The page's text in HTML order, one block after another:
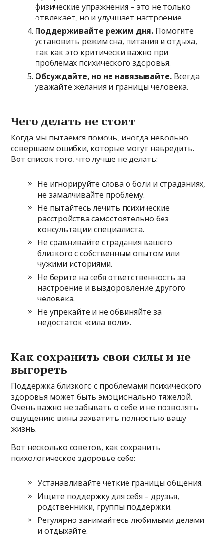
физические упражнения – это не только
отвлекает, но и улучшает настроение.
Поддерживайте режим дня. Помогите
установить режим сна, питания и отдыха,
так как это критически важно при
проблемах психического здоровья.
Обсуждайте, но не навязывайте. Всегда
уважайте желания и границы человека.
Чего делать не стоит
Когда мы пытаемся помочь, иногда невольно
совершаем ошибки, которые могут навредить.
Вот список того, что лучше не делать:
Не игнорируйте слова о боли и страданиях,
не замалчивайте проблему.
Не пытайтесь лечить психические
расстройства самостоятельно без
консультации специалиста.
Не сравнивайте страдания вашего
близкого с собственным опытом или
чужими историями.
Не берите на себя ответственность за
настроение и выздоровление другого
человека.
Не упрекайте и не обвиняйте за
недостаток «сила воли».
Как сохранить свои силы и не
выгореть
Поддержка близкого с проблемами психического
здоровья может быть эмоционально тяжелой.
Очень важно не забывать о себе и не позволять
ощущению вины захватить полностью вашу
жизнь.
Вот несколько советов, как сохранить
психологическое здоровье себе:
Устанавливайте четкие границы общения.
Ищите поддержку для себя – друзья,
родственники, группы поддержки.
Регулярно занимайтесь любимыми делами
и отдыхайте.